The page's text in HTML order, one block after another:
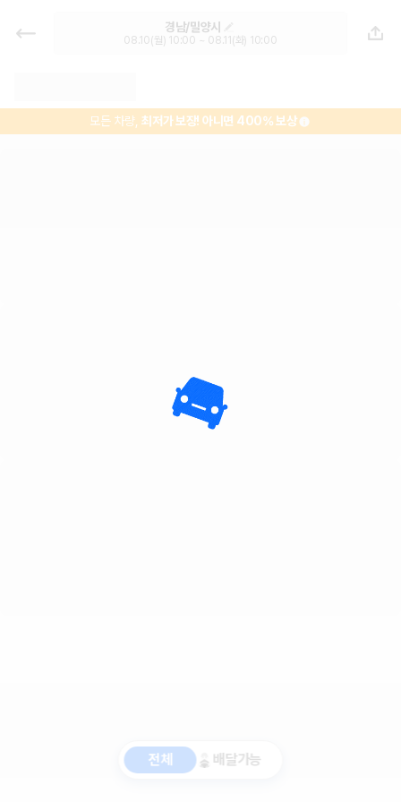
경남 렌트카 - 밀양시 렌터카 가격비
교, 최저가 보장 1위 카모아
경남/밀양시
08.10(월) 10:00 ~ 08.11(화) 10:00
모든 차량,최저가 보장! 아니면 400% 보상
전체 배달가능